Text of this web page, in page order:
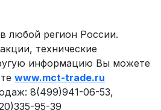
любой регион России.
технические
информацию Вы можете
www.mct-trade.ru
8(499)941-06-53,
95-39